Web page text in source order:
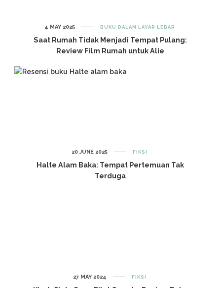
BUKU DALAM LAYAR LEBAR
Saat Rumah Tidak Menjadi Tempat Pulang:
Review Film Rumah untuk Alie
4 MAY 2025
FIKSI
Halte Alam Baka: Tempat Pertemuan Tak
Terduga
20 JUNE 2025
FIKSI
27 MAY 2024